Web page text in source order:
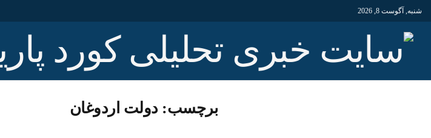
شنبه, آگوست 8, 2026
برچسب:دولت اردوغان